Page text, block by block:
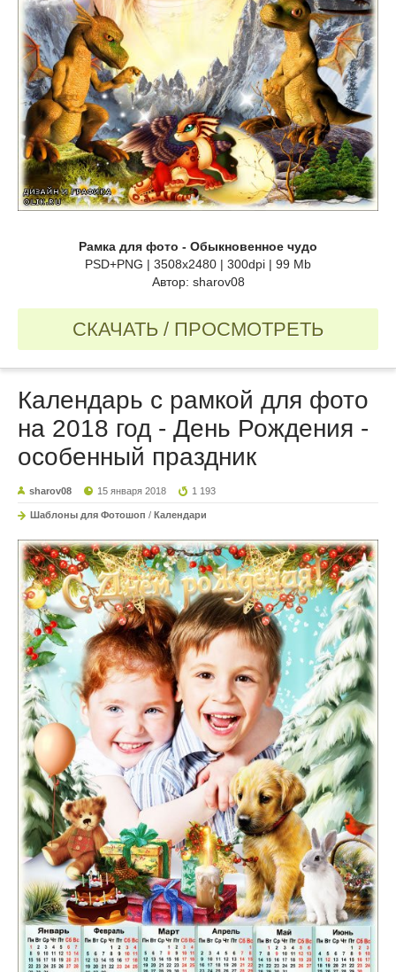
Рамка для фото - Обыкновенное чудо
PSD+PNG | 3508x2480 | 300dpi | 99 Mb
Автор: sharov08
СКАЧАТЬ / ПРОСМОТРЕТЬ
Календарь с рамкой для фото
на 2018 год - День Рождения -
особенный праздник
sharov08 15 января 2018 1 193
Шаблоны для Фотошоп / Календари